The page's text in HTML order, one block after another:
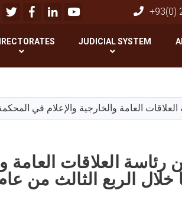
المحتوى
الرئيسي
+93(0)
Youtube
LinkedIn
JUDICIAL SYSTEM
العامة والخارجية والإعلام في المحكمة
العلاقات العامة
الربع الثالث من عام 1447هـ